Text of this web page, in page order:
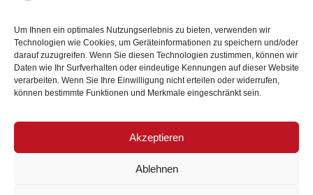
Um Ihnen ein optimales Nutzungserlebnis zu bieten, verwenden wir
Technologien wie Cookies, um Geräteinformationen zu speichern und/oder
darauf zuzugreifen. Wenn Sie diesen Technologien zustimmen, können wir
Daten wie Ihr Surfverhalten oder eindeutige Kennungen auf dieser Website
verarbeiten. Wenn Sie Ihre Einwilligung nicht erteilen oder widerrufen,
können bestimmte Funktionen und Merkmale eingeschränkt sein.
Akzeptieren
Ablehnen
Weitere Beiträge